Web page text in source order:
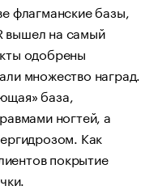
флагманские базы,
вышел на самый
одобрены
множество наград.
база,
ногтей, а
Как
покрытие